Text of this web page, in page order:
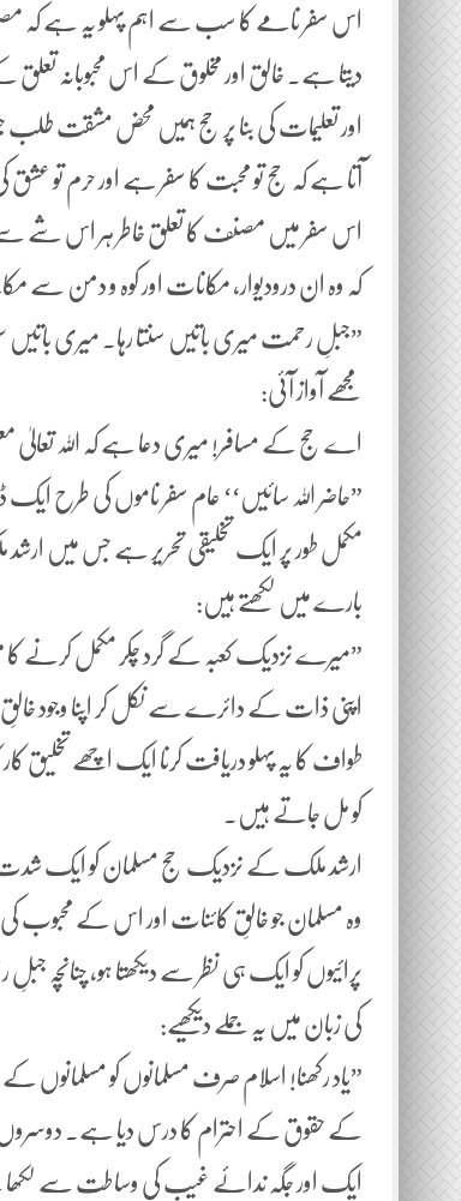
اس سفر نامے کا سب سے اہم پہلو یہ ہے کہ
دیتا ہے۔ خالق اور مخلوق کے اس محبوبانہ
اور تعلیمات کی بنا پر حج ہمیں محض مشقت طلب
آتا ہے کہ حج تو محبت کا سفر ہے اور حرم تو
اس سفر میں مصنف کا تعلق خاطر ہر اس شے
کہ وہ ان درودیوار، مکانات اور کوہ و دمن سے
”جبلِ رحمت میری باتیں سنتا رہا۔ میری باتیں
مجھے آواز آئی:
اے حج کے مسافر! میری دعا ہے کہ اللہ تعالیٰ
”حاضر اللہ سائیں‘‘ عام سفر ناموں کی طرح ایک
مکمل طور پر ایک تخلیقی تحریر ہے جس میں
بارے میں لکھتے ہیں:
”میرے نزدیک کعبہ کے گرد چکر مکمل
اپنی ذات کے دائرے سے نکل کر اپنا وجود
طواف کا یہ پہلو دریافت کرنا ایک اچھے تخلیق
کو مل جاتے ہیں۔
ارشد ملک کے نزدیک حج مسلمان کو ایک شدت
وہ مسلمان جو خالقِ کائنات اور اس کے محبوب
پرائیوں کو ایک ہی نظر سے دیکھتا ہو،
کی زبان میں یہ جملے دیکھیے:
”یاد رکھنا! اسلام صرف مسلمانوں کو
کے حقوق کے احترام کا درس دیا ہے۔ دوسروں
ایک اور جگہ ندائے غیب کی وساطت سے